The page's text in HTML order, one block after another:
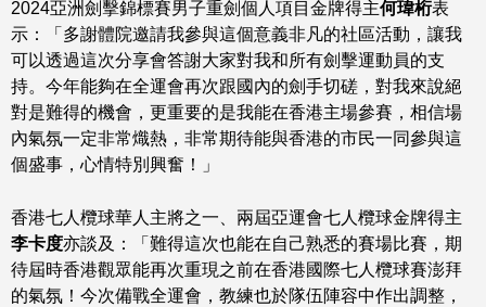
2024亞洲劍擊錦標賽男子重劍個人項目金牌得主何瑋桁表
示：「多謝體院邀請我參與這個意義非凡的社區活動，讓我
可以透過這次分享會答謝大家對我和所有劍擊運動員的支
持。今年能夠在全運會再次跟國內的劍手切磋，對我來說絕
對是難得的機會，更重要的是我能在香港主場參賽，相信場
內氣氛一定非常熾熱，非常期待能與香港的市民一同參與這
個盛事，心情特別興奮！」
香港七人欖球華人主將之一、兩屆亞運會七人欖球金牌得主
李卡度亦談及：「難得這次也能在自己熟悉的賽場比賽，期
待屆時香港觀眾能再次重現之前在香港國際七人欖球賽澎拜
的氣氛！今次備戰全運會，教練也於隊伍陣容中作出調整，